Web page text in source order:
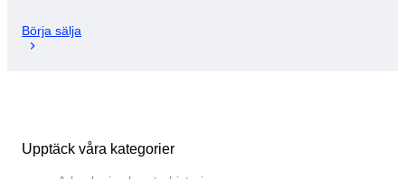
Börja sälja
Upptäck våra kategorier